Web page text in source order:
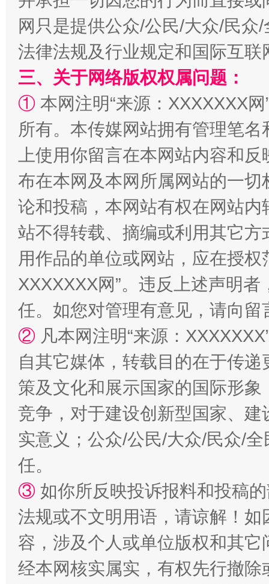
阿坝州三大球赛在茂县开幕 规模
国家大学科技园优化重塑工作
扯下公款旅游的“隐身衣” 如何以
网只是提供公众/公民/大众/民
法律法规及行业规定和国际互
三、关于网络版权权属问题：
① 本网注明“来源：XXXXXXX
所有。本传媒网站拥有管理笔
上使用你留言在本网站内容和
布在本网及本网所属网站的一
论和投稿，本网站有权在网站
站不得转载、摘编或利用其它
用作品的单位或网站，应在授
XXXXXXX网”。违反上述声明
任。如您对管理有意见，请向
② 凡本网注明“来源：
自其它媒体，转载目的在于传
策及文化和展示国家的国际形
竞争，对于建设创新型国家、
实意义；公众/公民/大众/民众/
任。
③ 如你所反映投诉报料和投稿
法规或不文明用语，请谅解！
容，涉及个人或单位版权和其它
经本网核实属实，有权先行撤